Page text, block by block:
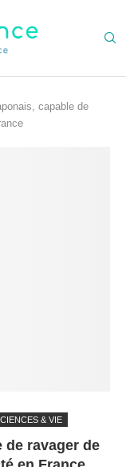
capable de
& VIE
de ravager de